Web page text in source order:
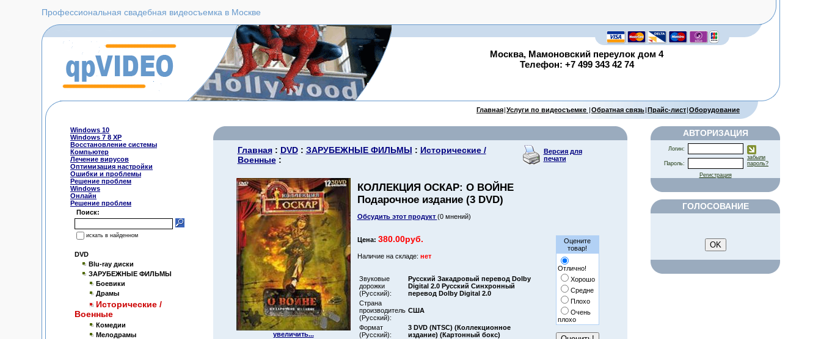
Профессиональная свадебная видеосъемка в Москве
Москва, Мамоновский переулок дом 4
Телефон: +7 499 343 42 74
Главная|Услуги по видеосъемке |Обратная связь|Прайс-лист|Оборудование
Windows 10
Windows 7 8 XP
Восстановление системы
Компьютер
Лечение вирусов
Оптимизация настройки
Ошибки и проблемы
Решение проблем
Windows
Онлайн
Решение проблем
Поиск:
искать в найденном
DVD
Blu-ray диски
ЗАРУБЕЖНЫЕ ФИЛЬМЫ
Боевики
Драмы
Исторические /
Военные
Комедии
Мелодрамы
Главная: DVD: ЗАРУБЕЖНЫЕ ФИЛЬМЫ : Исторические /
Военные:
Версия для
печати
увеличить...
КОЛЛЕКЦИЯ ОСКАР: О ВОЙНЕ
Подарочное издание (3 DVD)
Обсудить этот продукт (0 мнений)
Цена: 380.00руб.
Оцените
товар!
Отлично!
Хорошо
Средне
Плохо
Очень
плохо
Наличие на складе: нет
Звуковые
дорожки
(Русский):
Русский Закадровый перевод Dolby
Digital 2.0 Русский Синхронный
перевод Dolby Digital 2.0
Страна
производитель
(Русский):
США
Формат
(Русский):
3 DVD (NTSC) (Коллекционное
издание) (Картонный бокс)
АВТОРИЗАЦИЯ
Логин:
Пароль:
забыли
пароль?
Регистрация
ГОЛОСОВАНИЕ